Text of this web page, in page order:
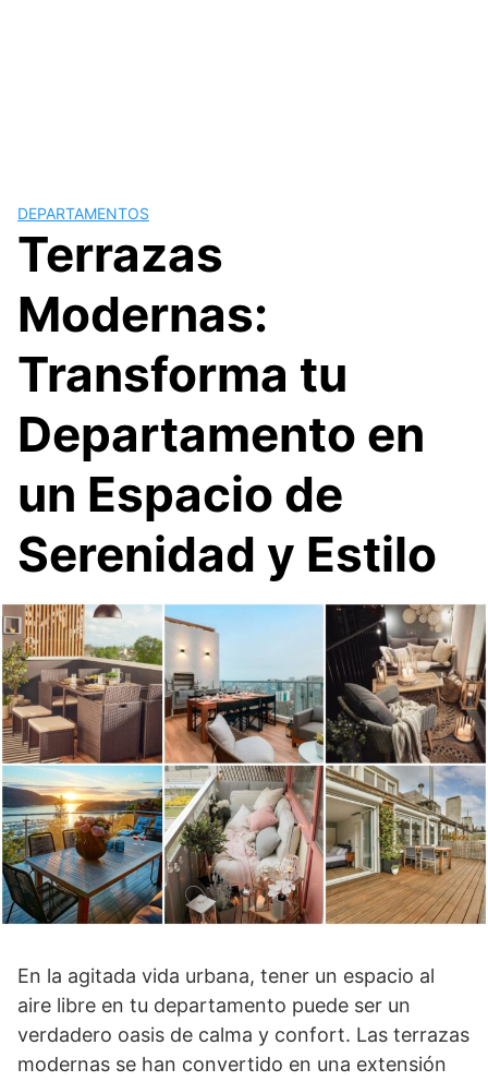
DEPARTAMENTOS
Terrazas
Modernas:
Transforma tu
Departamento en
un Espacio de
Serenidad y Estilo
En la agitada vida urbana, tener un espacio al
aire libre en tu departamento puede ser un
verdadero oasis de calma y confort. Las terrazas
modernas se han convertido en una extensión